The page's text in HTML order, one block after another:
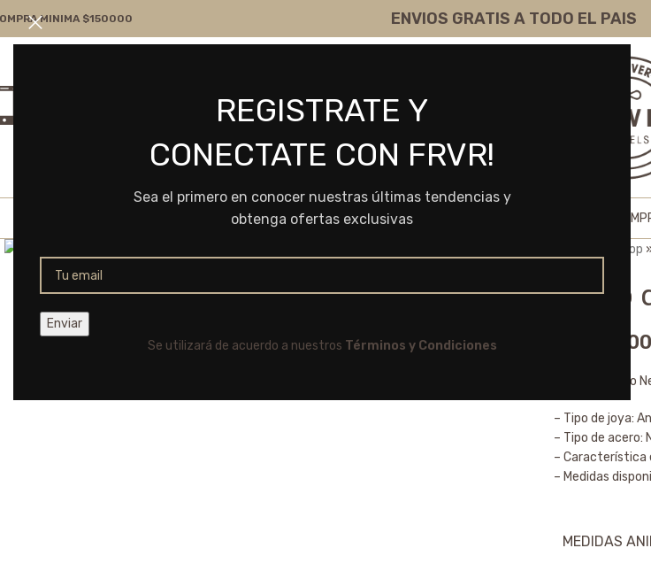
REGISTRATE Y
CONECTATE CON FRVR!
Sea el primero en conocer nuestras últimas tendencias y
obtenga ofertas exclusivas
Se utilizará de acuerdo a nuestros Términos y Condiciones
MINIMA $150000 ENVIOS GRATIS A TODO EL PAIS
ventas@frvr.com.ar
HOME COMO
Shop
Anillo
3.410,00
Anillo de Acero
– Tipo de joya:
– Tipo de acero:
– Característica
– Medidas
MEDIDAS